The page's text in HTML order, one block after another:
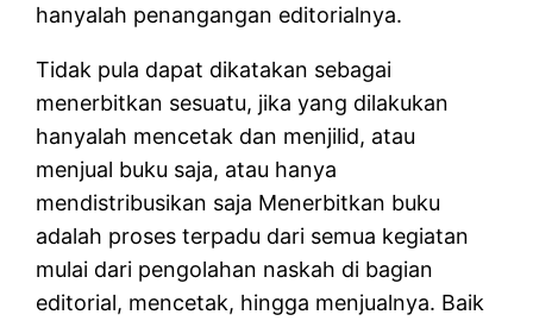
hanyalah penangangan editorialnya.
Tidak pula dapat dikatakan sebagai
menerbitkan sesuatu, jika yang dilakukan
hanyalah mencetak dan menjilid, atau
menjual buku saja, atau hanya
mendistribusikan saja Menerbitkan buku
adalah proses terpadu dari semua kegiatan
mulai dari pengolahan naskah di bagian
editorial, mencetak, hingga menjualnya. Baik